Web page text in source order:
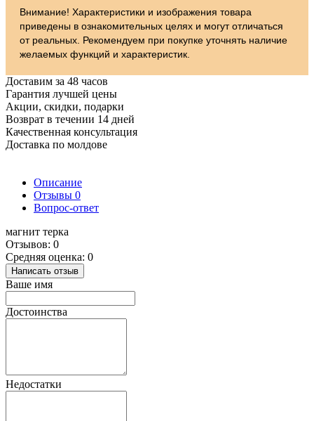
Внимание! Характеристики и изображения товара
приведены в ознакомительных целях и могут отличаться
от реальных. Рекомендуем при покупке уточнять наличие
желаемых функций и характеристик.
Доставим за 48 часов
Гарантия лучшей цены
Акции, скидки, подарки
Возврат в течении 14 дней
Качественная консультация
Доставка по молдове
Описание
Отзывы 0
Вопрос-ответ
магнит терка
Отзывов: 0
Средняя оценка: 0
Написать отзыв
Ваше имя
Достоинства
Недостатки